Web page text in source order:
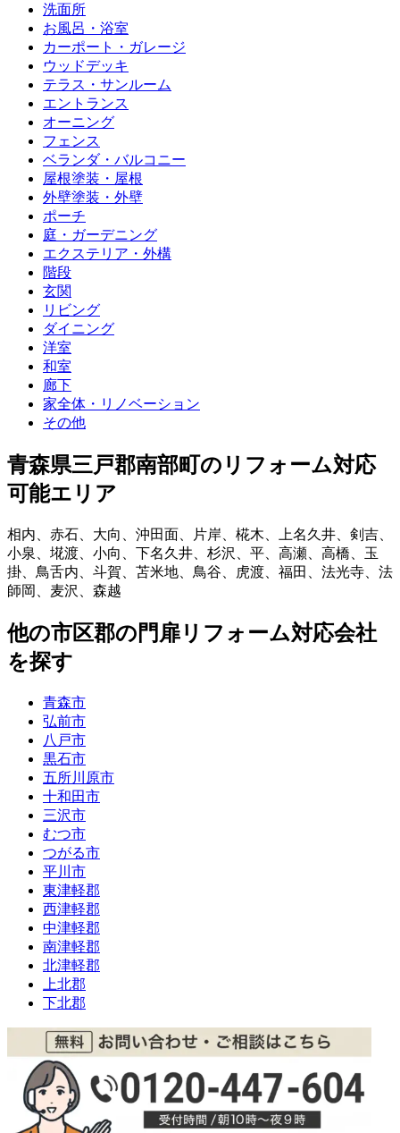
洗面所
お風呂・浴室
カーポート・ガレージ
ウッドデッキ
テラス・サンルーム
エントランス
オーニング
フェンス
ベランダ・バルコニー
屋根塗装・屋根
外壁塗装・外壁
ポーチ
庭・ガーデニング
エクステリア・外構
階段
玄関
リビング
ダイニング
洋室
和室
廊下
家全体・リノベーション
その他
青森県三戸郡南部町 のリフォーム対応
可能エリア
相内 赤石 大向 沖田面 片岸 椛木 上名久井 剣吉
小泉
埖渡 小向 下名久井 杉沢 平 高瀬 高橋
玉
掛
鳥舌内 斗賀 苫米地 鳥谷 虎渡 福田 法光寺
法
師岡
麦沢 森越
他の市区郡の門扉リフォーム対応会社
を探す
青森市
弘前市
八戸市
黒石市
五所川原市
十和田市
三沢市
むつ市
つがる市
平川市
東津軽郡
西津軽郡
中津軽郡
南津軽郡
北津軽郡
上北郡
下北郡